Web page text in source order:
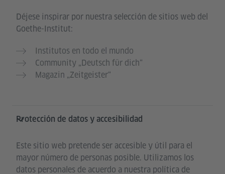
Déjese inspirar por nuestra selección de sitios web del
Goethe-Institut:
Institutos en todo el mundo
Community „Deutsch für dich“
Magazin „Zeitgeister“
Protección de datos y accesibilidad
Este sitio web pretende ser accesible y útil para el
mayor número de personas posible. Utilizamos los
datos personales de acuerdo a nuestra política de